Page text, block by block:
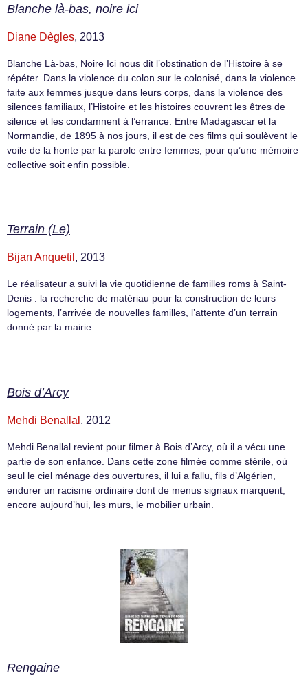
Blanche là-bas, noire ici
Diane Dègles, 2013
Blanche Là-bas, Noire Ici nous dit l’obstination de l’Histoire à se
répéter. Dans la violence du colon sur le colonisé, dans la violence
faite aux femmes jusque dans leurs corps, dans la violence des
silences familiaux, l’Histoire et les histoires couvrent les êtres de
silence et les condamnent à l’errance. Entre Madagascar et la
Normandie, de 1895 à nos jours, il est de ces films qui soulèvent le
voile de la honte par la parole entre femmes, pour qu’une mémoire
collective soit enfin possible.
Terrain (Le)
Bijan Anquetil , 2013
Le réalisateur a suivi la vie quotidienne de familles roms à Saint-
Denis : la recherche de matériau pour la construction de leurs
logements, l’arrivée de nouvelles familles, l’attente d’un terrain
donné par la mairie…
Bois d’Arcy
Mehdi Benallal , 2012
Mehdi Benallal revient pour filmer à Bois d’Arcy, où il a vécu une
partie de son enfance. Dans cette zone filmée comme stérile, où
seul le ciel ménage des ouvertures, il lui a fallu, fils d’Algérien,
endurer un racisme ordinaire dont de menus signaux marquent,
encore aujourd’hui, les murs, le mobilier urbain.
Rengaine